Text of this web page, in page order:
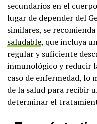
secundarios en el
lugar de depender del
similares, se
saludable, que incluya
regular y suficiente
inmunológico y reducir
caso de enfermedad, lo
de la salud para recibir
determinar el